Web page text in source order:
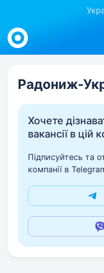
Work.ua
Радониж-
Хочете
вакансії в цій
Підписуйтесь та
компанії в